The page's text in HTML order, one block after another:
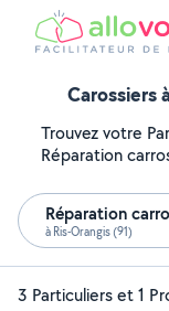
Carossiers
Trouvez votre
Réparation
Réparation
à Ris-Orangis (91)
3 Particuliers et 1